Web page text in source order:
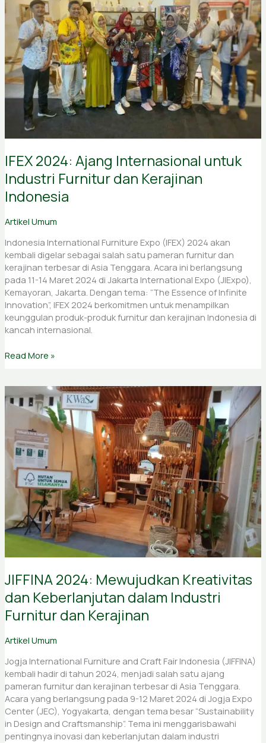
IFEX 2024: Ajang Internasional untuk
Industri Furnitur dan Kerajinan
Indonesia
Artikel Umum
Indonesia International Furniture Expo (IFEX) 2024 akan
kembali digelar sebagai salah satu pameran furnitur dan
kerajinan terbesar di Asia Tenggara. Acara ini berlangsung
pada 11-14 Maret 2024 di Jakarta International Expo (JIExpo),
Kemayoran, Jakarta. Dengan tema: “The Essence of Infinite
Innovation”, IFEX 2024 berkomitmen untuk menampilkan
keunggulan produk-produk furnitur dan kerajinan Indonesia di
kancah internasional.
Internasional
untuk
Industri
Furnitur
dan
Kerajinan
Indonesia
Read More »
JIFFINA 2024: Mewujudkan Kreativitas
dan Keberlanjutan dalam Industri
Furnitur dan Kerajinan
Artikel Umum
Jogja International Furniture and Craft Fair Indonesia (JIFFINA)
kembali hadir di tahun 2024, menjadi salah satu ajang
pameran furnitur dan kerajinan terbesar di Asia Tenggara.
Acara yang berlangsung pada 9-12 Maret 2024 di Jogja Expo
Center (JEC), Yogyakarta, dengan tema besar “Sustainability
in Design and Craftsmanship”. Tema ini menggarisbawahi
pentingnya inovasi dan keberlanjutan dalam industri
JIFFINA
2024:
Mewujudkan
Kreativitas
dan
Keberlanjutan
dalam
Industri
Furnitur
Kerajinan